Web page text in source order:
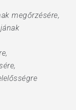
megőrzésére,